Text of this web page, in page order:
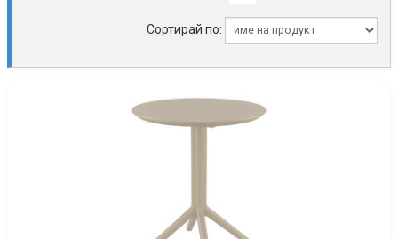
Сортирай по: